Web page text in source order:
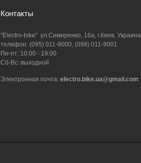
Контакты
"Electro-bike" ул.Симиренко, 16а, г.Киев, Украина
телефон: (095) 011-9000, (098) 011-9001
Пн-пт: 10.00 - 19.00
Сб-Вс: выходной
Электронная почта: electro.bike.ua@gmail.com